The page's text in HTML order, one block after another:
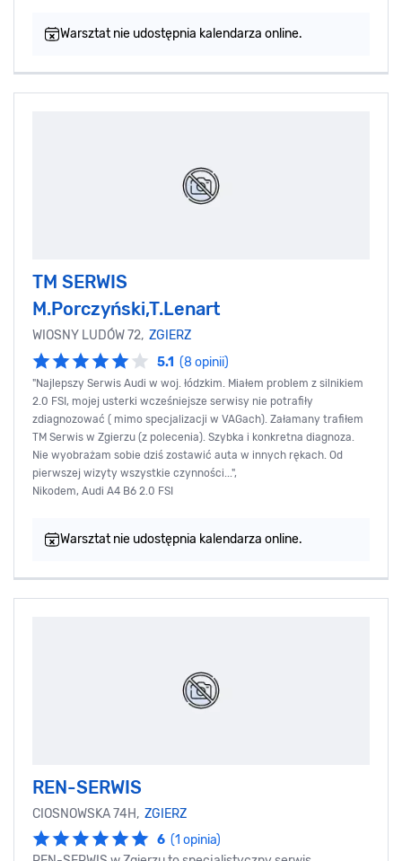
Warsztat nie udostępnia kalendarza online.
TM SERWIS
M.Porczyński,T.Lenart
WIOSNY LUDÓW 72, ZGIERZ
5.1 (8 opinii)
"Najlepszy Serwis Audi w woj. łódzkim. Miałem problem z silnikiem
2.0 FSI, mojej usterki wcześniejsze serwisy nie potrafiły
zdiagnozować ( mimo specjalizacji w VAGach). Załamany trafiłem
TM Serwis w Zgierzu (z polecenia). Szybka i konkretna diagnoza.
Nie wyobrażam sobie dziś zostawić auta w innych rękach. Od
pierwszej wizyty wszystkie czynności...",
Nikodem, Audi A4 B6 2.0 FSI
Warsztat nie udostępnia kalendarza online.
REN-SERWIS
CIOSNOWSKA 74H, ZGIERZ
6 (1 opinia)